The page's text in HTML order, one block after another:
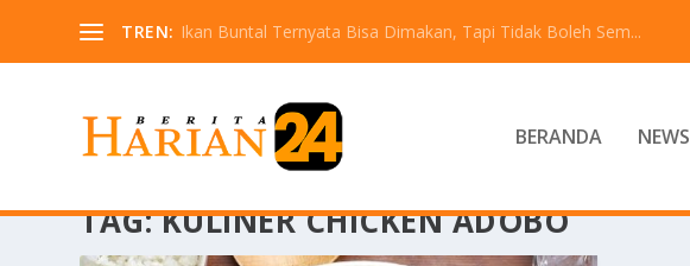
TREN: Ikan Buntal Ternyata Bisa Dimakan, Tapi Tidak Boleh Sem...
BERANDA NEWS
TAG:KULINER CHICKEN ADOBO